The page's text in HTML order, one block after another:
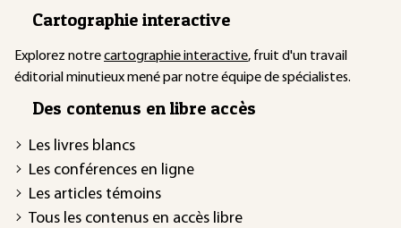
Cartographie interactive
Explorez notrecartographie interactive, fruit d'un travail
éditorial minutieux mené par notre équipe de spécialistes.
Des contenus en libre accès
Les livres blancs
Les conférences en ligne
Les articles témoins
Tous les contenus en accès libre